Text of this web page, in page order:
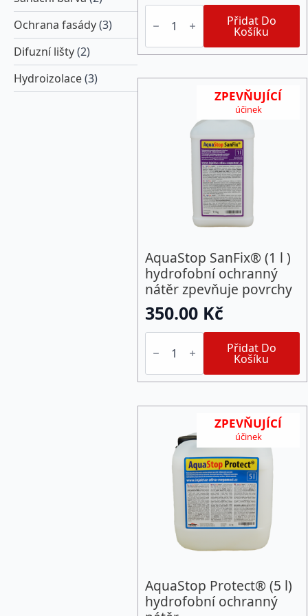
Ochrana fasády(3)
Difuzní lišty(2)
Hydroizolace(3)
PROFI
Prostřikovač
vrtů
-
100
(pro
Přidat Do
Košíku
ZPEVŇUJÍCÍ
účinek
AquaStop SanFix® (1 l )
hydrofobní ochranný
nátěr zpevňuje povrchy
350.00 Kč
AquaStop
SanFix®
(1
l
)
ochranný
povrchy
množství
Přidat Do
Košíku
ZPEVŇUJÍCÍ
účinek
AquaStop Protect® (5 l)
hydrofobní ochranný